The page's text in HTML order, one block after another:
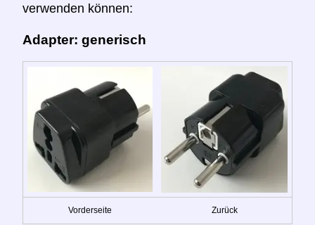
verwenden können:
Adapter: generisch
Vorderseite Zurück